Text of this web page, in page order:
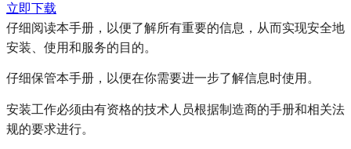
立即下载
仔细阅读本手册，以便了解所有重要的信息，从而实现安全地
安装、使用和服务的目的。
仔细保管本手册，以便在你需要进一步了解信息时使用。
安装工作必须由有资格的技术人员根据制造商的手册和相关法
规的要求进行。